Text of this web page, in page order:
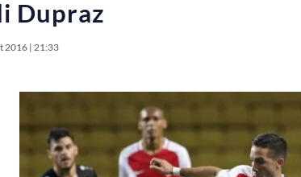
Dupraz
2016 | 21:33